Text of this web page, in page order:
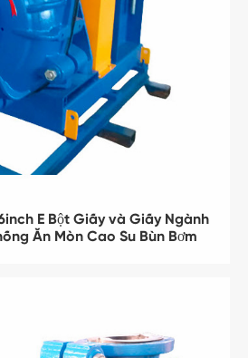
E Bột Giấy và Giấy Ngành
Ăn Mòn Cao Su Bùn Bơm